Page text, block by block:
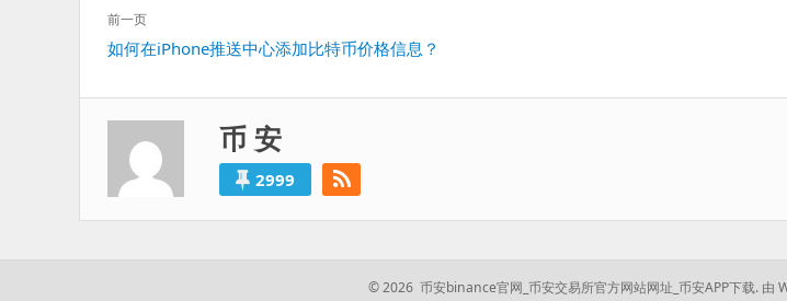
文
章
导
航
前一页
上
篇：
如何在iPhone推送中心添加比特币价格信息？
篇：
币 安
2999
© 2026 币安binance官网_币安交易所官方网站网址_币安APP下载. 由